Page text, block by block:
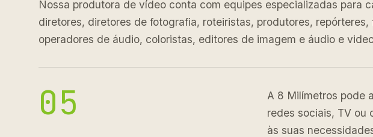
Nossa produtora de vídeo conta com equipes especializadas para
diretores, diretores de fotografia, roteiristas, produtores,
operadores de áudio, coloristas, editores de imagem e áudio e
05
A 8 Milímetros pode
redes sociais, TV ou
às suas